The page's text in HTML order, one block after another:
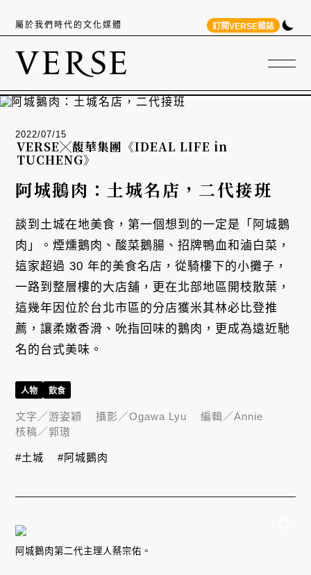
屬於我們時代的文化媒體 訂閱VERSE雜誌
2022/07/15
VERSE╳馥華集團《IDEAL LIFE in
TUCHENG》
阿城鵝肉：土城名店，二代接班
談到土城在地美食，第一個想到的一定是「阿城鵝
肉」。煙燻鵝肉、酸菜鵝腸、招牌鴨血和滷白菜，
這家超過 30 年的美食名店，從騎樓下的小攤子，
一路到整層樓的大店舖，更在北部地區開枝散葉，
這幾年因位於台北市區的分店獲米其林必比登推
薦，讓柔嫩香滑、吮指回味的鵝肉，更成為遠近馳
名的台式美味。
阿城鵝肉第二代主理人蔡宗佑。
人物 飲食
文字／游姿穎 攝影／Ogawa Lyu 編輯／Annie
核稿／郭璈
#土城 #阿城鵝肉